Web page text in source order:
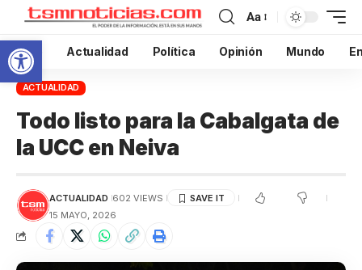
Abrir barra de herramientas
Aa
Inicio Actualidad Política Opinión Mundo
ACTUALIDAD
Todo listo para la Cabalgata de
la UCC en Neiva
ACTUALIDAD 602 VIEWS
15 MAYO, 2026